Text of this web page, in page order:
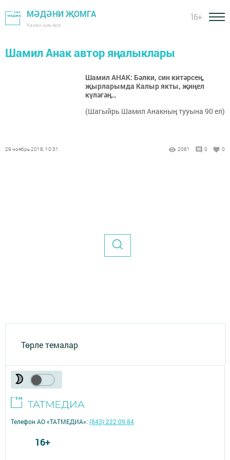
МӘДӘНИ ҖОМГА
Казан шәһәре
16+
Шамил Анак автор яңалыклары
Шамил АНАК: Бәлки, син китәрсең,
җырларымда Калыр якты, җиңел
күләгәң…
(Шагыйрь Шамил Анакның тууына 90 ел)
29 ноябрь 2018, 10:31 2081 0 0
Төрле темалар
Телефон АО «ТАТМЕДИА»:(843) 222 09 84
16+